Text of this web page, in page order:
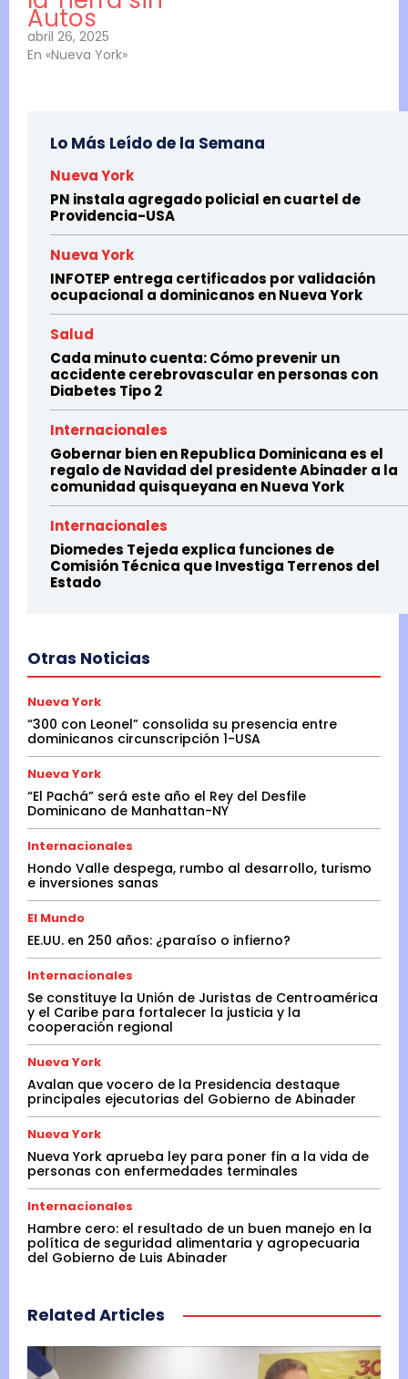
Autos
abril 26, 2025
En «Nueva York»
Lo Más Leído de la Semana
Nueva York
PN instala agregado policial en cuartel de
Providencia-USA
Nueva York
INFOTEP entrega certificados por validación
ocupacional a dominicanos en Nueva York
Salud
Cada minuto cuenta: Cómo prevenir un
accidente cerebrovascular en personas con
Diabetes Tipo 2
Internacionales
Gobernar bien en Republica Dominicana es el
regalo de Navidad del presidente Abinader a la
comunidad quisqueyana en Nueva York
Internacionales
Diomedes Tejeda explica funciones de
Comisión Técnica que Investiga Terrenos del
Estado
Otras Noticias
Nueva York
“300 con Leonel” consolida su presencia entre
dominicanos circunscripción 1-USA
Nueva York
“El Pachá” será este año el Rey del Desfile
Dominicano de Manhattan-NY
Internacionales
Hondo Valle despega, rumbo al desarrollo, turismo
e inversiones sanas
El Mundo
EE.UU. en 250 años: ¿paraíso o infierno?
Internacionales
Se constituye la Unión de Juristas de Centroamérica
y el Caribe para fortalecer la justicia y la
cooperación regional
Nueva York
Avalan que vocero de la Presidencia destaque
principales ejecutorias del Gobierno de Abinader
Nueva York
Nueva York aprueba ley para poner fin a la vida de
personas con enfermedades terminales
Internacionales
Hambre cero: el resultado de un buen manejo en la
política de seguridad alimentaria y agropecuaria
del Gobierno de Luis Abinader
Related Articles